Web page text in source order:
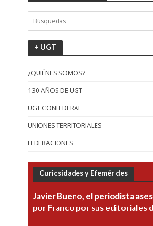
+ UGT
¿QUIÉNES SOMOS?
130 AÑOS DE UGT
UGT CONFEDERAL
UNIONES TERRITORIALES
FEDERACIONES
Curiosidades y Efemérides
Javier Bueno, el periodista
por Franco por sus editoriales